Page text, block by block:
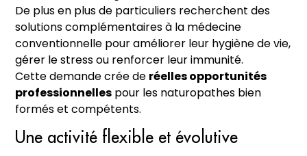
De plus en plus de particuliers recherchent des
solutions complémentaires à la médecine
conventionnelle pour améliorer leur hygiène de vie,
gérer le stress ou renforcer leur immunité.
Cette demande crée de réelles opportunités
professionnelles pour les naturopathes bien
formés et compétents.
Une activité flexible et évolutive